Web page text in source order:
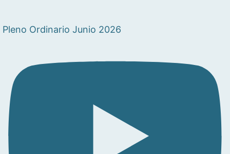
Pleno Ordinario Junio 2026